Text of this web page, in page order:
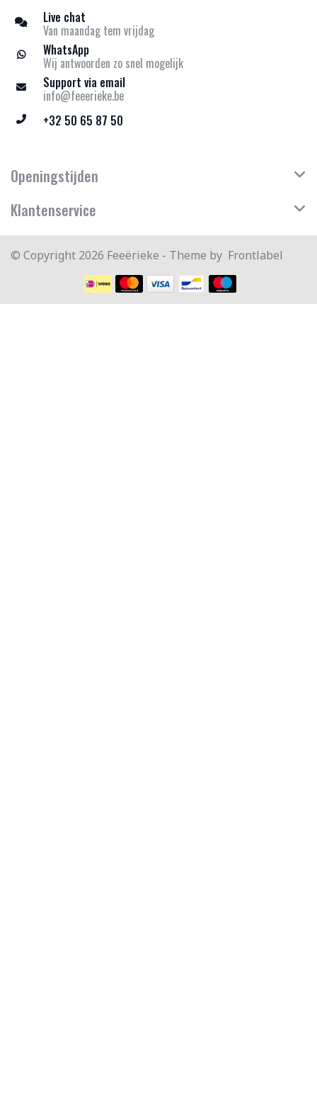
Live chat
Van maandag tem vrijdag
WhatsApp
Wij antwoorden zo snel mogelijk
Support via email
info@feeerieke.be
+32 50 65 87 50
Openingstijden
Klantenservice
© Copyright 2026 Feeërieke - Theme by Frontlabel